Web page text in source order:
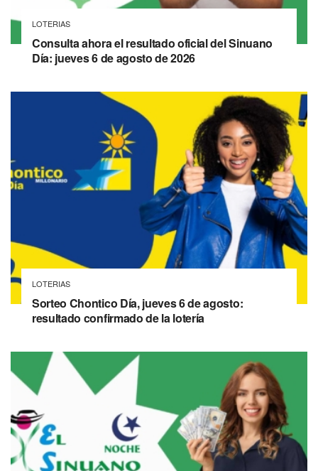
LOTERIAS
Consulta ahora el resultado oficial del Sinuano
Día: jueves 6 de agosto de 2026
LOTERIAS
Sorteo Chontico Día, jueves 6 de agosto:
resultado confirmado de la lotería